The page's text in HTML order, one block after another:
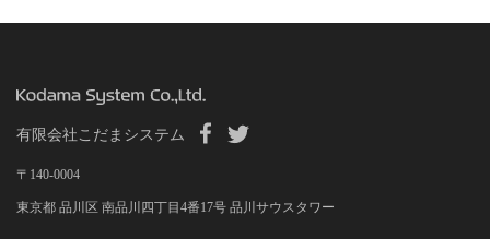
有限会社こだまシステム
〒140-0004
東京都 品川区 南品川四丁目4番17号 品川サウスタワー